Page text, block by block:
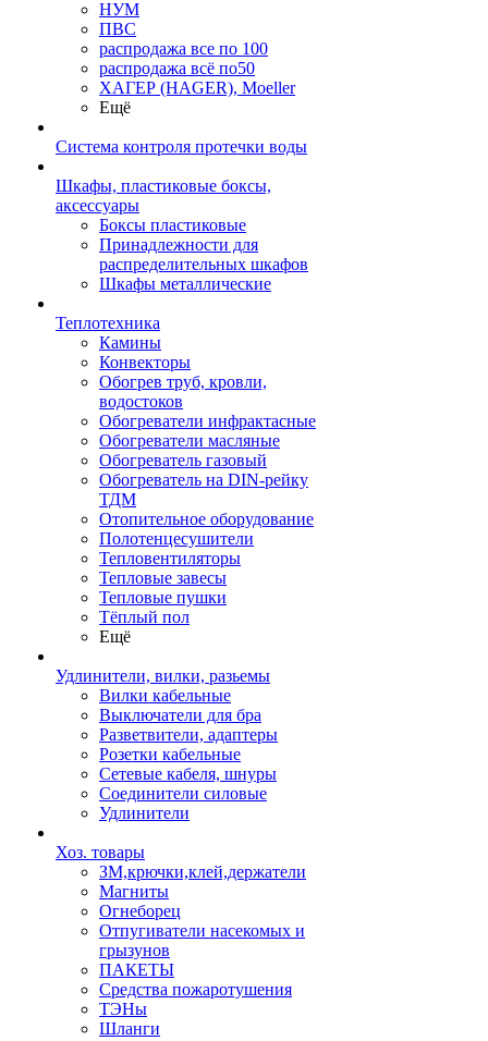
НУМ
ПВС
распродажа все по 100
распродажа всё по50
ХАГЕР (HAGER), Moeller
Ещё
Система контроля протечки воды
Шкафы, пластиковые боксы,
аксессуары
Боксы пластиковые
Принадлежности для
распределительных шкафов
Шкафы металлические
Теплотехника
Камины
Конвекторы
Обогрев труб, кровли,
водостоков
Обогреватели инфрактасные
Обогреватели масляные
Обогреватель газовый
Обогреватель на DIN-рейку
ТДМ
Отопительное оборудование
Полотенцесушители
Тепловентиляторы
Тепловые завесы
Тепловые пушки
Тёплый пол
Ещё
Удлинители, вилки, разьемы
Вилки кабельные
Выключатели для бра
Разветвители, адаптеры
Розетки кабельные
Сетевые кабеля, шнуры
Соединители силовые
Удлинители
Хоз. товары
ЗМ,крючки,клей,держатели
Магниты
Огнеборец
Отпугиватели насекомых и
грызунов
ПАКЕТЫ
Средства пожаротушения
ТЭНы
Шланги